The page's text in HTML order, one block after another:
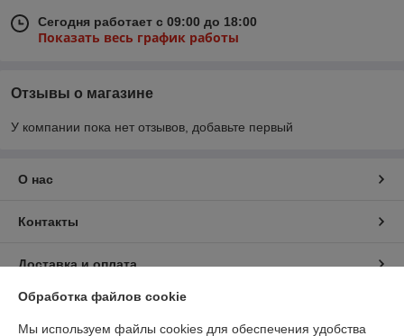
Сегодня работает с 09:00 до 18:00
Показать весь график работы
Отзывы о магазине
У компании пока нет отзывов, добавьте первый
О нас
Контакты
Доставка и оплата
График работы
Обработка файлов cookie
Мы используем файлы cookies для обеспечения удобства